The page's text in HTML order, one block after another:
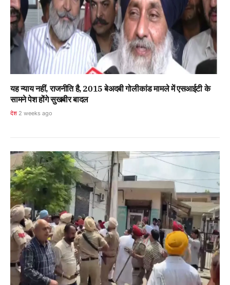
यह न्याय नहीं, राजनीति है, 2015 बेअदबी गोलीकांड मामले में एसआईटी के
सामने पेश होंगे सुखबीर बादल
देश 2 weeks ago